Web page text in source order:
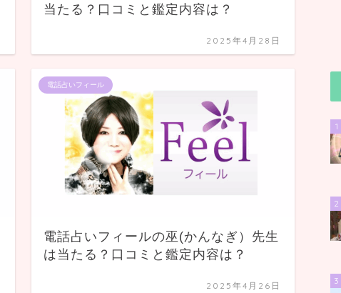
当たる？口コミと鑑定内容は？
2025年4月28日
電話占いフィール
電話占いフィールの巫(かんなぎ）先生
は当たる？口コミと鑑定内容は？
2025年4月26日
1
2
3